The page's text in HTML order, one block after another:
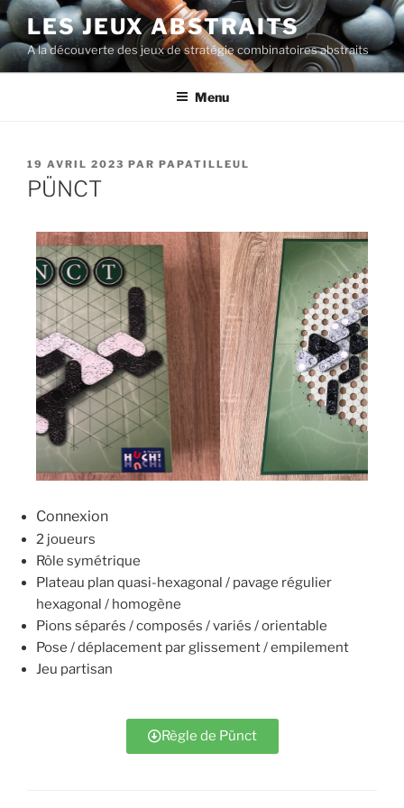
LES JEUX ABSTRAITS
A la découverte des jeux de stratégie combinatoires abstraits
Menu
19 AVRIL 2023 PAR PAPATILLEUL
PÜNCT
Connexion
2 joueurs
Rôle symétrique
Plateau plan quasi-hexagonal / pavage régulier
hexagonal / homogène
Pions séparés / composés / variés / orientable
Pose / déplacement par glissement / empilement
Jeu partisan
Règle de Pünct